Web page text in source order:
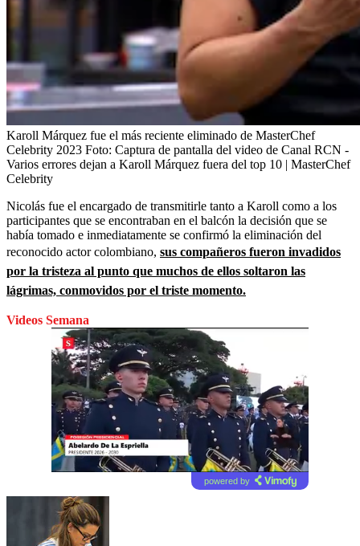
Karoll Márquez fue el más reciente eliminado de MasterChef
Celebrity 2023 Foto: Captura de pantalla del video de Canal RCN -
Varios errores dejan a Karoll Márquez fuera del top 10 | MasterChef
Celebrity
Nicolás fue el encargado de transmitirle tanto a Karoll como a los
participantes que se encontraban en el balcón la decisión que se
había tomado e inmediatamente se confirmó la eliminación del
reconocido actor colombiano, sus compañeros fueron invadidos
por la tristeza al punto que muchos de ellos soltaron las
lágrimas, conmovidos por el triste momento.
Videos Semana
powered by